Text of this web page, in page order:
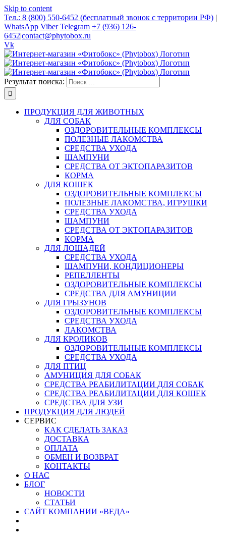
Skip to content
Тел.: 8 (800) 550-6452 (бесплатный звонок с территории РФ) |
WhatsApp Viber Telegram +7 (936) 126-
6452|contact@phytobox.ru
Vk
Результат поиска:
ПРОДУКЦИЯ ДЛЯ ЖИВОТНЫХ
ДЛЯ СОБАК
ОЗДОРОВИТЕЛЬНЫЕ КОМПЛЕКСЫ
ПОЛЕЗНЫЕ ЛАКОМСТВА
СРЕДСТВА УХОДА
ШАМПУНИ
СРЕДСТВА ОТ ЭКТОПАРАЗИТОВ
КОРМА
ДЛЯ КОШЕК
ОЗДОРОВИТЕЛЬНЫЕ КОМПЛЕКСЫ
ПОЛЕЗНЫЕ ЛАКОМСТВА, ИГРУШКИ
СРЕДСТВА УХОДА
ШАМПУНИ
СРЕДСТВА ОТ ЭКТОПАРАЗИТОВ
КОРМА
ДЛЯ ЛОШАДЕЙ
СРЕДСТВА УХОДА
ШАМПУНИ, КОНДИЦИОНЕРЫ
РЕПЕЛЛЕНТЫ
ОЗДОРОВИТЕЛЬНЫЕ КОМПЛЕКСЫ
СРЕДСТВА ДЛЯ АМУНИЦИИ
ДЛЯ ГРЫЗУНОВ
ОЗДОРОВИТЕЛЬНЫЕ КОМПЛЕКСЫ
СРЕДСТВА УХОДА
ЛАКОМСТВА
ДЛЯ КРОЛИКОВ
ОЗДОРОВИТЕЛЬНЫЕ КОМПЛЕКСЫ
СРЕДСТВА УХОДА
ДЛЯ ПТИЦ
АМУНИЦИЯ ДЛЯ СОБАК
СРЕДСТВА РЕАБИЛИТАЦИИ ДЛЯ СОБАК
СРЕДСТВА РЕАБИЛИТАЦИИ ДЛЯ КОШЕК
СРЕДСТВА ДЛЯ УЗИ
ПРОДУКЦИЯ ДЛЯ ЛЮДЕЙ
СЕРВИС
КАК СДЕЛАТЬ ЗАКАЗ
ДОСТАВКА
ОПЛАТА
ОБМЕН И ВОЗВРАТ
КОНТАКТЫ
О НАС
БЛОГ
НОВОСТИ
СТАТЬИ
САЙТ КОМПАНИИ «ВЕДА»